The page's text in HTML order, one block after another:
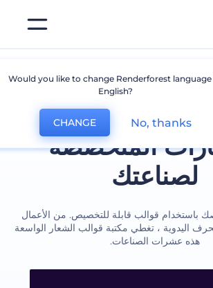
المتخصصة
قوالب قابلة للتخصيص. من الأعمال
، تغطي مكتبة قوالب الشعار الواسعة
الصناعات.
Would you like to change Renderforest
CHANGE No,